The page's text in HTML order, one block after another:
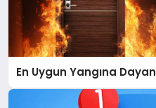
En Uygun Yangına